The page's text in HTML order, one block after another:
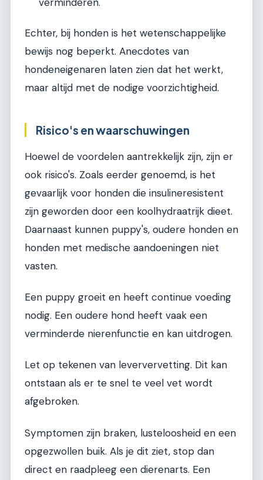
Echter, bij honden is het wetenschappelijke
bewijs nog beperkt. Anecdotes van
hondeneigenaren laten zien dat het werkt,
maar altijd met de nodige voorzichtigheid.
Risico's en waarschuwingen
Hoewel de voordelen aantrekkelijk zijn, zijn er
ook risico's. Zoals eerder genoemd, is het
gevaarlijk voor honden die insulineresistent
zijn geworden door een koolhydraatrijk dieet.
Daarnaast kunnen puppy's, oudere honden en
honden met medische aandoeningen niet
vasten.
Een puppy groeit en heeft continue voeding
nodig. Een oudere hond heeft vaak een
verminderde nierenfunctie en kan uitdrogen.
Let op tekenen van leververvetting. Dit kan
ontstaan als er te snel te veel vet wordt
afgebroken.
Symptomen zijn braken, lusteloosheid en een
opgezwollen buik. Als je dit ziet, stop dan
direct en raadpleeg een dierenarts. Een